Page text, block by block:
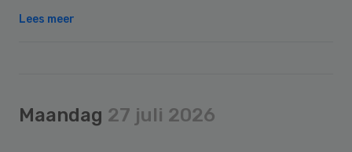
Lees meer
Maandag 27 juli 2026